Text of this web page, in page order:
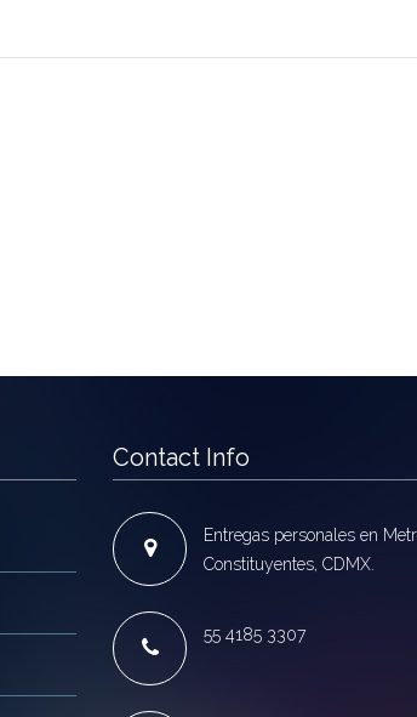
Contact Info
Entregas personales en
Constituyentes, CDMX.
55 4185 3307